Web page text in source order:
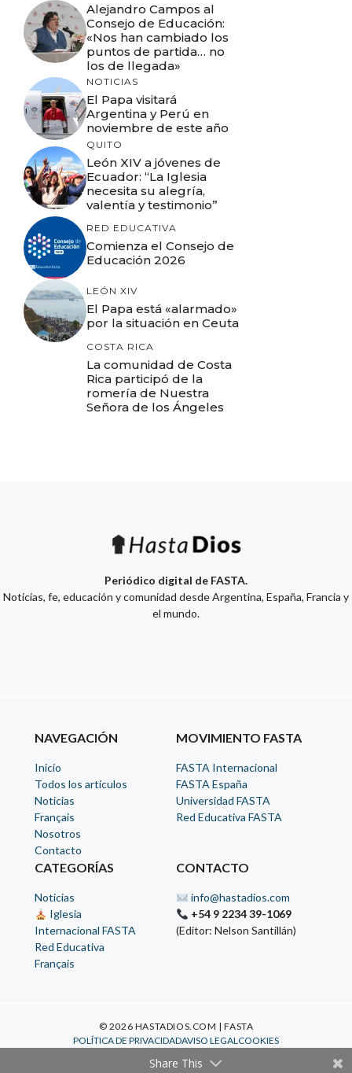
Alejandro Campos al
Consejo de Educación:
«Nos han cambiado los
puntos de partida… no
los de llegada»
NOTICIAS
El Papa visitará
Argentina y Perú en
noviembre de este año
QUITO
León XIV a jóvenes de
Ecuador: “La Iglesia
necesita su alegría,
valentía y testimonio”
RED EDUCATIVA
Comienza el Consejo de
Educación 2026
LEÓN XIV
El Papa está «alarmado»
por la situación en Ceuta
COSTA RICA
La comunidad de Costa
Rica participó de la
romería de Nuestra
Señora de los Ángeles
Periódico digital de FASTA.
Noticias, fe, educación y comunidad desde Argentina, España, Francia y
el mundo.
NAVEGACIÓN
Inicio
Todos los artículos
Noticias
Français
Nosotros
Contacto
MOVIMIENTO FASTA
FASTA Internacional
FASTA España
Universidad FASTA
Red Educativa FASTA
CATEGORÍAS
Noticias
Iglesia
Internacional FASTA
Red Educativa
Français
CONTACTO
info@hastadios.com
+54 9 2234 39-1069
(Editor: Nelson Santillán)
© 2026 HASTADIOS.COM | FASTA
POLÍTICA DE PRIVACIDADAVISO LEGALCOOKIES
Share This